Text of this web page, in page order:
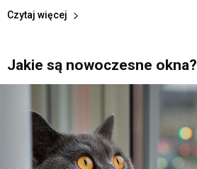
Czytaj więcej
Jakie są nowoczesne okna?